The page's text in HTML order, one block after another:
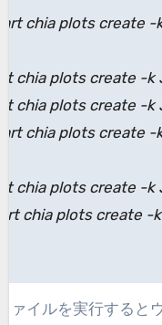
chia plots create -
chia plots create -k
chia plots create -k
chia plots create -
chia plots create -k
chia plots create -
ァイルを実行すると